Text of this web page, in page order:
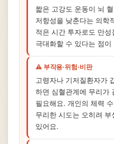
짧은 고강도 운동이 뇌
저항성을 낮춘다는 의학
적은 시간 투자로도 만성
극대화할 수 있다는 점이
⚠️ 부작용·위험·비판
고령자나 기저질환자가
하면 심혈관계에 무리가
필요해요. 개인의 체력
무리한 시도는 오히려 부
있어요.